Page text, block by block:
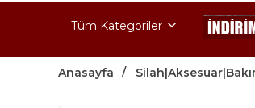
Tüm Kategoriler
Anasayfa